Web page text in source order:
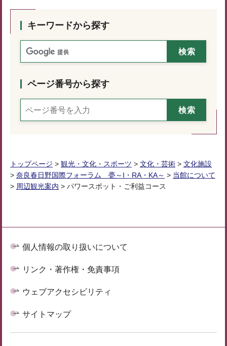
キーワードから探す
ページ番号から探す
トップページ > 観光・文化・スポーツ > 文化・芸術 > 文化施設
> 奈良春日野国際フォーラム 甍～I・RA・KA～ > 当館について
> 周辺観光案内 > パワースポット・ご利益コース
個人情報の取り扱いについて
リンク・著作権・免責事項
ウェブアクセシビリティ
サイトマップ